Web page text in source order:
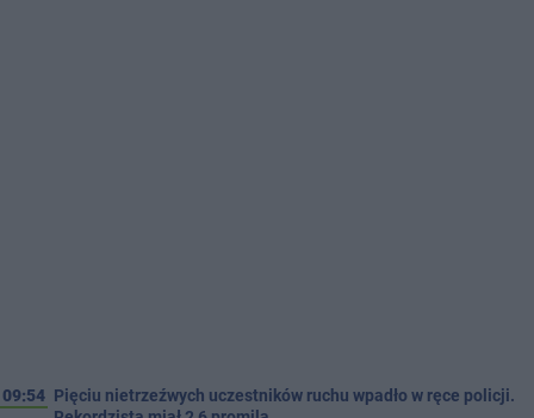
09:54 Pięciu nietrzeźwych uczestników ruchu wpadło w ręce policji.